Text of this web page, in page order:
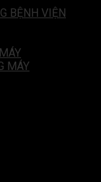
BỆNH VIỆN
MÁY